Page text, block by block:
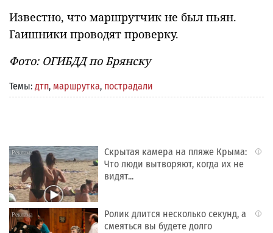
Известно, что маршрутчик не был пьян.
Гаишники проводят проверку.
Фото: ОГИБДД по Брянску
Темы: дтп, маршрутка, пострадали
i
Скрытая камера на пляже Крыма:
Что люди вытворяют, когда их не
видят...
i
Ролик длится несколько секунд, а
смеяться вы будете долго